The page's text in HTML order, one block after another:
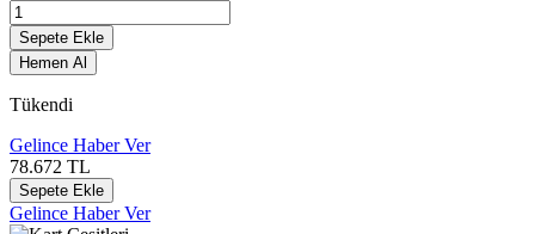
Sepete Ekle
Hemen Al
Tükendi
Gelince Haber Ver
78.672 TL
Sepete Ekle
Gelince Haber Ver